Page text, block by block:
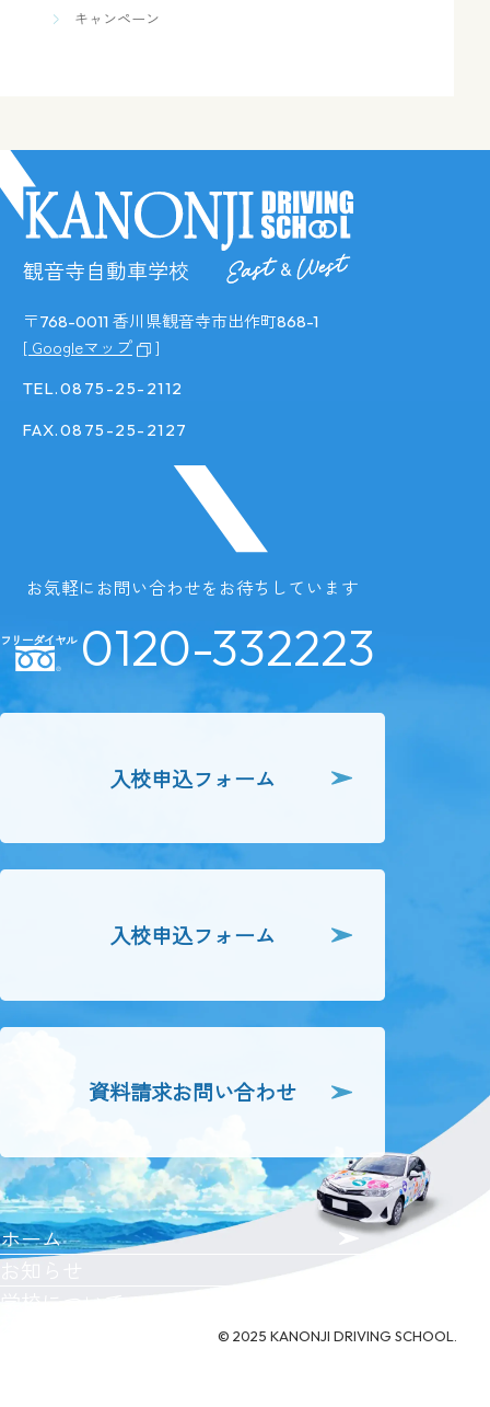
キャンペーン
観音寺自動車学校
〒768-0011 香川県観音寺市出作町868-1
[ Googleマップ ]
TEL.0875-25-2112
FAX.0875-25-2127
お気軽にお問い合わせを お待ちしています
フリーダイヤル 0120-332223
入校申込フォーム
入校申込フォーム
資料請求お問い合わせ
ホーム
お知らせ
© 2025 KANONJI DRIVING SCHOOL.